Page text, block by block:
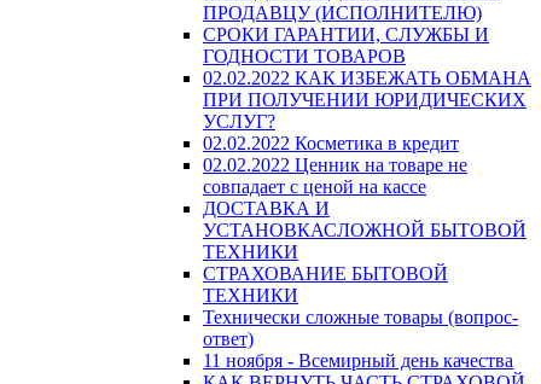
ПРОДАВЦУ (ИСПОЛНИТЕЛЮ)
СРОКИ ГАРАНТИИ, СЛУЖБЫ И
ГОДНОСТИ ТОВАРОВ
02.02.2022 КАК ИЗБЕЖАТЬ ОБМАНА
ПРИ ПОЛУЧЕНИИ ЮРИДИЧЕСКИХ
УСЛУГ?
02.02.2022 Косметика в кредит
02.02.2022 Ценник на товаре не
совпадает с ценой на кассе
ДОСТАВКА И
УСТАНОВКАСЛОЖНОЙ БЫТОВОЙ
ТЕХНИКИ
СТРАХОВАНИЕ БЫТОВОЙ
ТЕХНИКИ
Технически сложные товары (вопрос-
ответ)
11 ноября - Всемирный день качества